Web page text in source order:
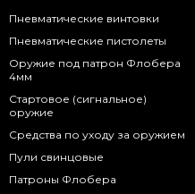
Пневматические винтовки
Пневматические пистолеты
Оружие под патрон Флобера
4мм
Стартовое (сигнальное)
оружие
Средства по уходу за оружием
Пули свинцовые
Патроны Флобера